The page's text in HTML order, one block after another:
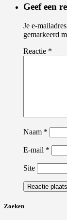
Geef een
Je e-
gemarkeerd
Reactie *
Naam *
E-mail *
Site
Zoeken